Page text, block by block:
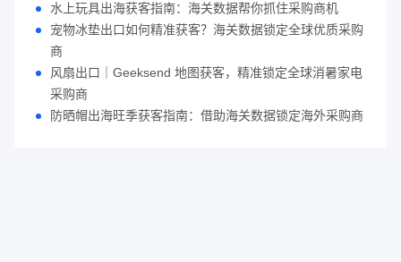
水上玩具出海获客指南：海关数据帮你抓住采购商机
宠物冰垫出口如何精准获客？海关数据锁定全球优质采购
商
风扇出口｜Geeksend 地图获客，精准锁定全球消暑家电
采购商
防晒帽出海旺季获客指南：借助海关数据锁定海外采购商